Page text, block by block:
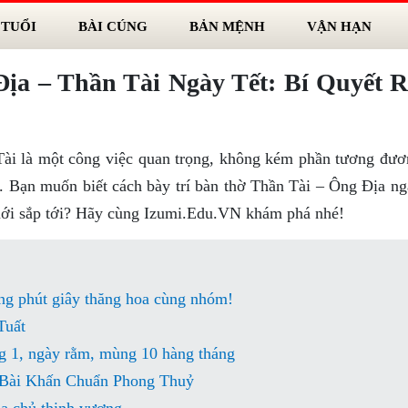
BÀI CÚNG BẢN MỆNH VẬN HẠN
– Thần Tài Ngày Tết: Bí Quyết
là một công việc quan trọng, không kém phần tương
muốn biết cách bày trí bàn thờ Thần Tài – Ông Địa
sắp tới? Hãy cùng Izumi.Edu.VN khám phá nhé!
phút giây thăng hoa cùng nhóm!
1, ngày rằm, mùng 10 hàng tháng
Khấn Chuẩn Phong Thuỷ